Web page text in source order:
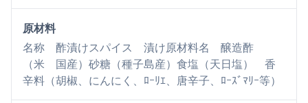
原材料
名称 酢漬けスパイス 漬け原材料名 醸造酢
（米 国産）砂糖（種子島産）食塩（天日塩） 香
辛料（胡椒、にんにく、ﾛｰﾘｴ、唐辛子、ﾛｰｽﾞﾏﾘｰ等）